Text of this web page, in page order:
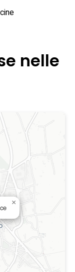
nelle
×